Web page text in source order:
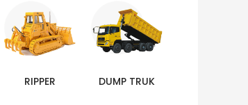
RIPPER DUMP TRUK